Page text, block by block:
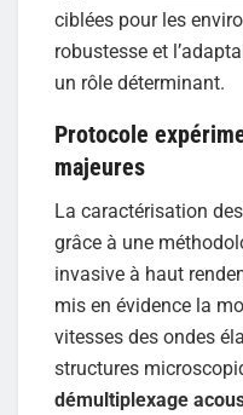
ciblées pour les
robustesse et
un rôle déterminant.
Protocole
majeures
La caractérisation
grâce à une
invasive à haut
mis en évidence la
vitesses des ondes
structures
démultiplexage